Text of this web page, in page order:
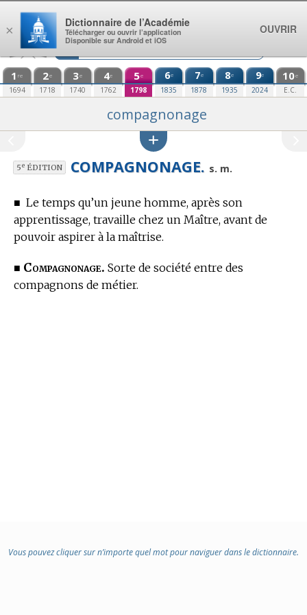
Aller au contenu
1 re
1694
2e
1718
3e
1740
4e
1762
5e
1798
6e
1835
7e
1878
8e
1935
9e
2024
10e
E.C.
compagnonage
5eÉDITION COMPAGNONAGE. s. m.
■ Le temps qu’un jeune homme, après son
apprentissage, travaille chez un Maître, avant de
pouvoir aspirer à la maîtrise.
■ Compagnonage. Sorte de société entre des
compagnons de métier.
Vous pouvez cliquer sur n’importe quel mot pour naviguer dans le dictionnaire.
×
Dictionnaire de l’Académie
Télécharger ou ouvrir l’application
Disponible sur Android et iOS
OUVRIR